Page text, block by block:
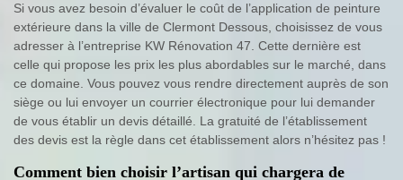
Si vous avez besoin d’évaluer le coût de l’application de peinture
extérieure dans la ville de Clermont Dessous, choisissez de vous
adresser à l’entreprise KW Rénovation 47. Cette dernière est
celle qui propose les prix les plus abordables sur le marché, dans
ce domaine. Vous pouvez vous rendre directement auprès de son
siège ou lui envoyer un courrier électronique pour lui demander
de vous établir un devis détaillé. La gratuité de l’établissement
des devis est la règle dans cet établissement alors n’hésitez pas !
Comment bien choisir l’artisan qui chargera de